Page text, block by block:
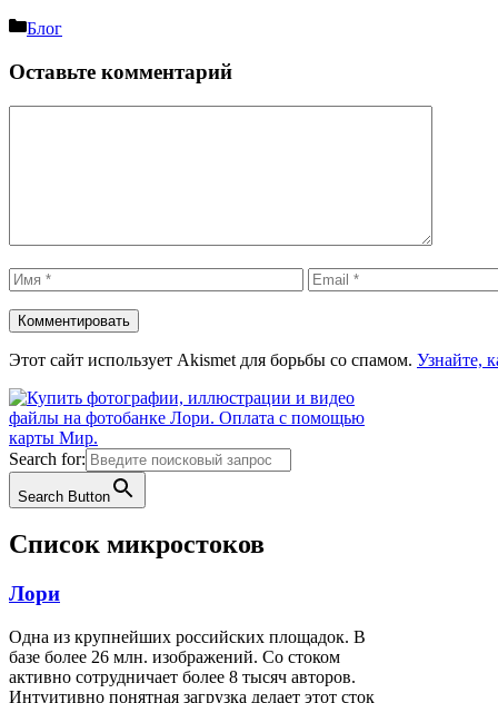
Рубрики
Блог
Оставьте комментарий
Имя Email
Этот сайт использует Akismet для борьбы со спамом. Узнайте,
Search for:
Search Button
Список микростоков
Лори
Одна из крупнейших российских площадок. В
базе более 26 млн. изображений. Со стоком
активно сотрудничает более 8 тысяч авторов.
Интуитивно понятная загрузка делает этот сток